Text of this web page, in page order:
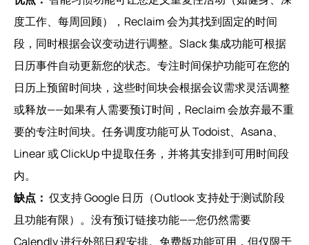
度工作、每周回顾），Reclaim 会为其找到固定的时间
段，同时根据会议变动进行调整。Slack 集成功能可根据
日历事件自动更新您的状态。专注时间保护功能可在您的
日历上预留时间块，这些时间块会根据会议需求灵活调整
或释放——如果有人需要预订时间，Reclaim 会放弃最不重
要的专注时间块。任务调度功能可从 Todoist、Asana、
Linear 或 ClickUp 中提取任务，并将其安排到可用时间段
内。
缺点： 仅支持 Google 日历（Outlook 支持处于测试阶段
且功能有限）。没有预订链接功能——您仍然需要
Calendly 进行外部日程安排。免费版功能可用，但仅限于